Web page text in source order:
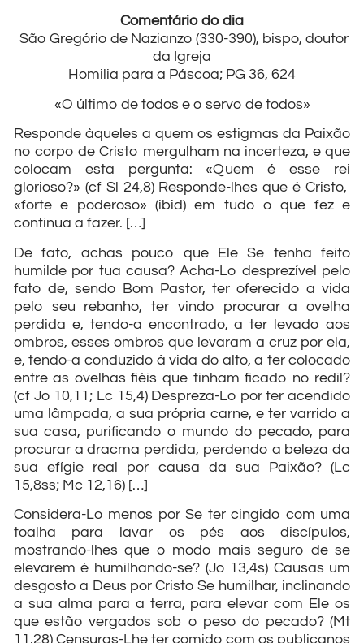
Comentário do dia
São Gregório de Nazianzo (330-390), bispo, doutor
da Igreja
Homilia para a Páscoa; PG 36, 624
«O último de todos e o servo de todos»
Responde àqueles a quem os estigmas da Paixão
no corpo de Cristo mergulham na incerteza, e que
colocam esta pergunta: «Quem é esse rei
glorioso?» (cf Sl 24,8) Responde-lhes que é Cristo,
«forte e poderoso» (ibid) em tudo o que fez e
continua a fazer. […]
De fato, achas pouco que Ele Se tenha feito
humilde por tua causa? Acha-Lo desprezível pelo
fato de, sendo Bom Pastor, ter oferecido a vida
pelo seu rebanho, ter vindo procurar a ovelha
perdida e, tendo-a encontrado, a ter levado aos
ombros, esses ombros que levaram a cruz por ela,
e, tendo-a conduzido à vida do alto, a ter colocado
entre as ovelhas fiéis que tinham ficado no redil?
(cf Jo 10,11; Lc 15,4) Despreza-Lo por ter acendido
uma lâmpada, a sua própria carne, e ter varrido a
sua casa, purificando o mundo do pecado, para
procurar a dracma perdida, perdendo a beleza da
sua efígie real por causa da sua Paixão? (Lc
15,8ss; Mc 12,16) […]
Considera-Lo menos por Se ter cingido com uma
toalha para lavar os pés aos discípulos,
mostrando-lhes que o modo mais seguro de se
elevarem é humilhando-se? (Jo 13,4s) Causas um
desgosto a Deus por Cristo Se humilhar, inclinando
a sua alma para a terra, para elevar com Ele os
que estão vergados sob o peso do pecado? (Mt
11,28) Censuras-Lhe ter comido com os publicanos